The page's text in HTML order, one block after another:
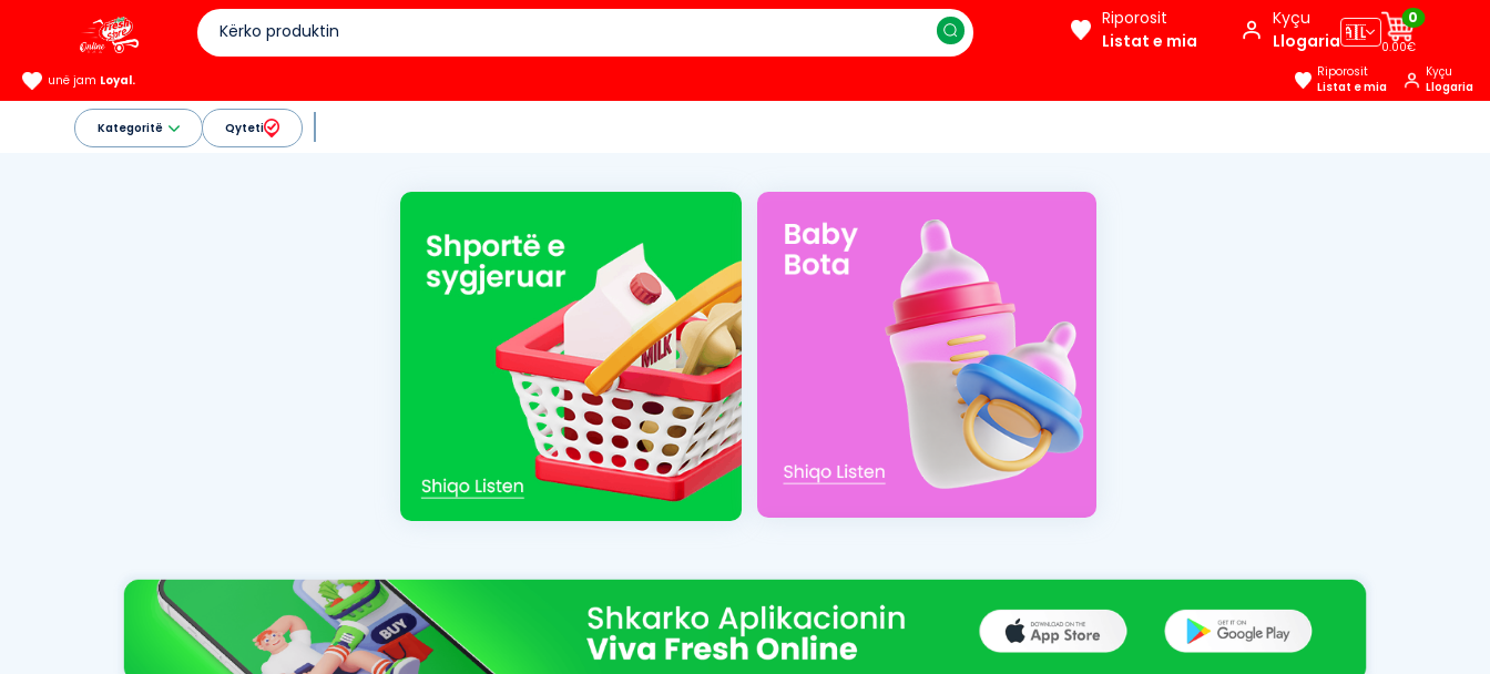
Riporosit
Listat e mia
Kyçu
Llogaria🇦🇱
0
0.00€
unë jam Loyal.
Riporosit
Listat e mia
Kyçu
Llogaria
Kategoritë Qyteti